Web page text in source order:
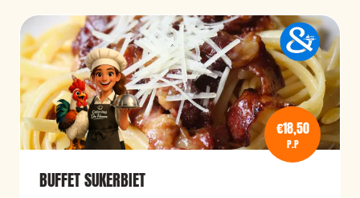
€18,50
P.P
BUFFET SUKERBIET